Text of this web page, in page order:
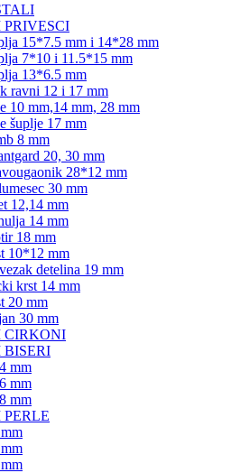
PRIVESCI
15*7.5 mm i 14*28 mm
7*10 i 11.5*15 mm
13*6.5 mm
ravni 12 i 17 mm
10 mm,14 mm, 28 mm
šuplje 17 mm
8 mm
20, 30 mm
28*12 mm
30 mm
12,14 mm
14 mm
18 mm
10*12 mm
detelina 19 mm
krst 14 mm
20 mm
30 mm
CIRKONI
BISERI
mm
mm
mm
PERLE